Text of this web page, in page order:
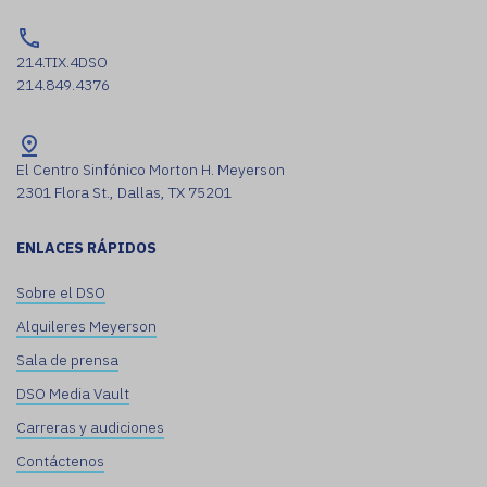
214.TIX.4DSO
214.849.4376
El Centro Sinfónico Morton H. Meyerson
2301 Flora St., Dallas, TX 75201
ENLACES RÁPIDOS
Sobre el DSO
Alquileres Meyerson
Sala de prensa
DSO Media Vault
Carreras y audiciones
Contáctenos